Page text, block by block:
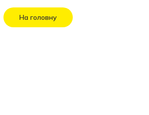
На головну